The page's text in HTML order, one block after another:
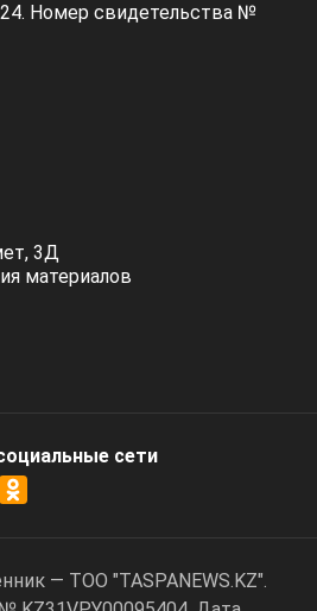
Номер свидетельства №
3Д
материалов
cети
— ТОО "TASPANEWS.KZ".